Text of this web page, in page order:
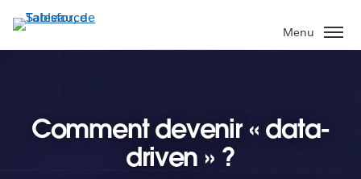
Aller
au
contenu
Menu
Comment devenir « data-
driven » ?